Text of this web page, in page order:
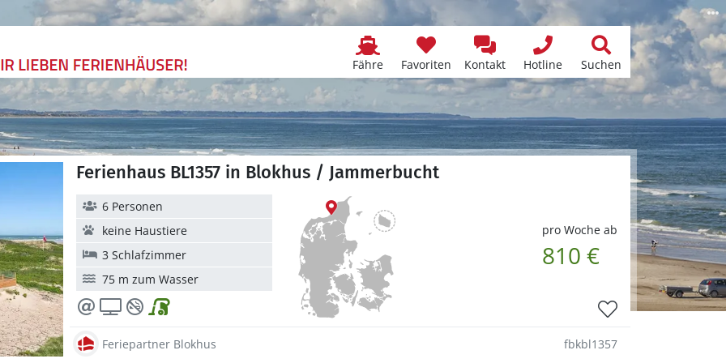
Fähre Favoriten Kontakt Hotline Suchen
Ferienhaus BL1357 in Blokhus / Jammerbucht
pro Woche ab
810 €
6 Personen
keine Haustiere
3 Schlafzimmer
75 m zum Wasser
Feriepartner Blokhus fbkbl1357